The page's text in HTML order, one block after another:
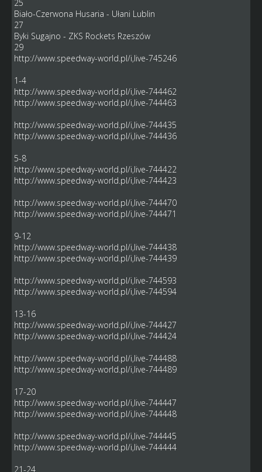
25
Biało-Czerwona Husaria - Ułani Lublin
27
Byki Sugajno - ZKS Rockets Rzeszów
29
http://www.speedway-world.pl/i,live-745246
1-4
http://www.speedway-world.pl/i,live-744462
http://www.speedway-world.pl/i,live-744463
http://www.speedway-world.pl/i,live-744435
http://www.speedway-world.pl/i,live-744436
5-8
http://www.speedway-world.pl/i,live-744422
http://www.speedway-world.pl/i,live-744423
http://www.speedway-world.pl/i,live-744470
http://www.speedway-world.pl/i,live-744471
9-12
http://www.speedway-world.pl/i,live-744438
http://www.speedway-world.pl/i,live-744439
http://www.speedway-world.pl/i,live-744593
http://www.speedway-world.pl/i,live-744594
13-16
http://www.speedway-world.pl/i,live-744427
http://www.speedway-world.pl/i,live-744424
http://www.speedway-world.pl/i,live-744488
http://www.speedway-world.pl/i,live-744489
17-20
http://www.speedway-world.pl/i,live-744447
http://www.speedway-world.pl/i,live-744448
http://www.speedway-world.pl/i,live-744445
http://www.speedway-world.pl/i,live-744444
21-24